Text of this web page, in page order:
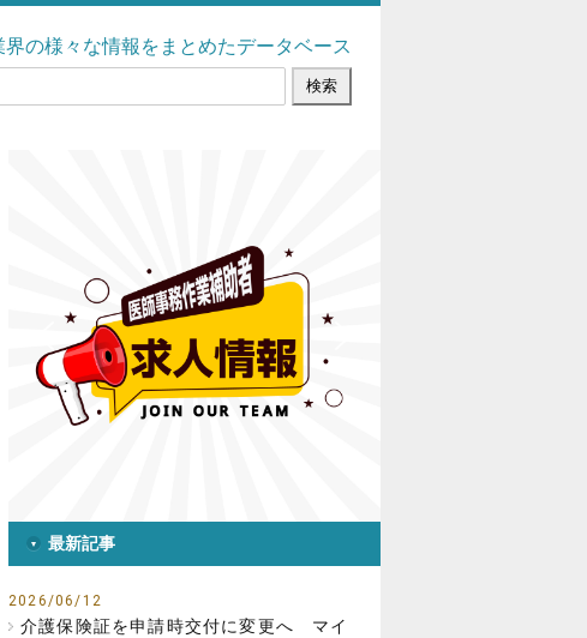
界の様々な情報をまとめたデータベース
最新記事
2026/06/12
介護保険証を申請時交付に変更へ マイ